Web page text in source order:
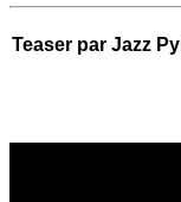
Teaser par Jazz